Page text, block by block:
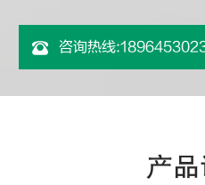
咨询热线
产